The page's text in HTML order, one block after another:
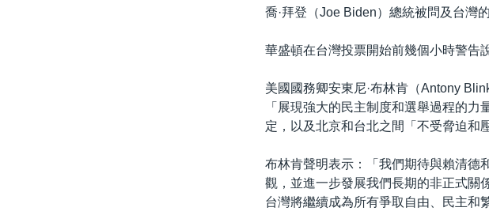
喬·拜登（Joe Biden）總統被問及台灣
華盛頓在台灣投票開始前幾個小時警告
美國國務卿安東尼·布林肯（Antony
「展現強大的民主制度和選舉過程的
定，以及北京和台北之間「不受脅迫和
布林肯聲明表示：「我們期待與賴清德
觀，並進一步發展我們長期的非正式關
台灣將繼續成為所有爭取自由、民主和